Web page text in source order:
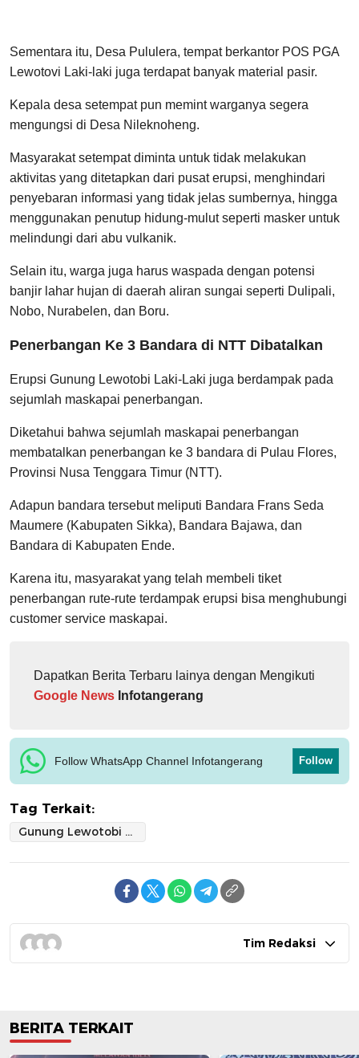
Sementara itu, Desa Pululera, tempat berkantor POS PGA
Lewotovi Laki-laki juga terdapat banyak material pasir.
Kepala desa setempat pun memint warganya segera
mengungsi di Desa Nileknoheng.
Masyarakat setempat diminta untuk tidak melakukan
aktivitas yang ditetapkan dari pusat erupsi, menghindari
penyebaran informasi yang tidak jelas sumbernya, hingga
menggunakan penutup hidung-mulut seperti masker untuk
melindungi dari abu vulkanik.
Selain itu, warga juga harus waspada dengan potensi
banjir lahar hujan di daerah aliran sungai seperti Dulipali,
Nobo, Nurabelen, dan Boru.
Penerbangan Ke 3 Bandara di NTT Dibatalkan
Erupsi Gunung Lewotobi Laki-Laki juga berdampak pada
sejumlah maskapai penerbangan.
Diketahui bahwa sejumlah maskapai penerbangan
membatalkan penerbangan ke 3 bandara di Pulau Flores,
Provinsi Nusa Tenggara Timur (NTT).
Adapun bandara tersebut meliputi Bandara Frans Seda
Maumere (Kabupaten Sikka), Bandara Bajawa, dan
Bandara di Kabupaten Ende.
Karena itu, masyarakat yang telah membeli tiket
penerbangan rute-rute terdampak erupsi bisa menghubungi
customer service maskapai.
Dapatkan Berita Terbaru lainya dengan Mengikuti
Google News Infotangerang
Follow WhatsApp Channel Infotangerang Follow
Tag Terkait:
Gunung Lewotobi Laki-laki
Tim Redaksi
BERITA TERKAIT